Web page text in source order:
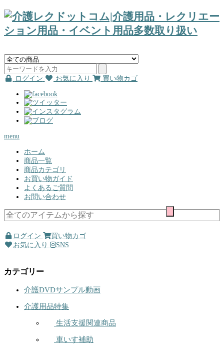
ログイン お気に入り 買い物カゴ
menu
ホーム
商品一覧
商品カテゴリ
お買い物ガイド
よくあるご質問
お問い合わせ
ログイン
買い物カゴ
お気に入り
SNS
カテゴリー
介護DVDサンプル動画
介護用品特集
生活支援関連商品
車いす補助